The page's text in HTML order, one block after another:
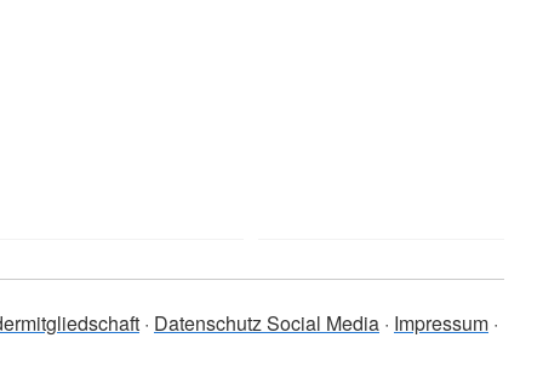
Datenschutz Social Media Impressum